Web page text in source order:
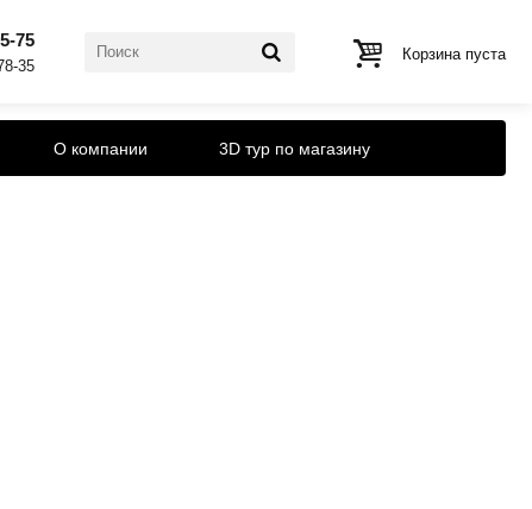
Корзина пуста
75
35
О компании 3D тур по магазину